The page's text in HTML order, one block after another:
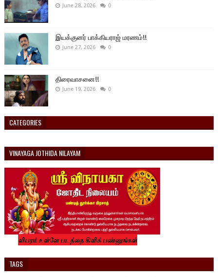
June 28, 2026 0
இயக்குனர் பாக்கியராஜ் மரணம்!!
June 27, 2026 0
திரைவாசனை!!
June 19, 2026 0
CATEGORIES
VINAYAGA JOTHIDA NILAYAM
TAGS